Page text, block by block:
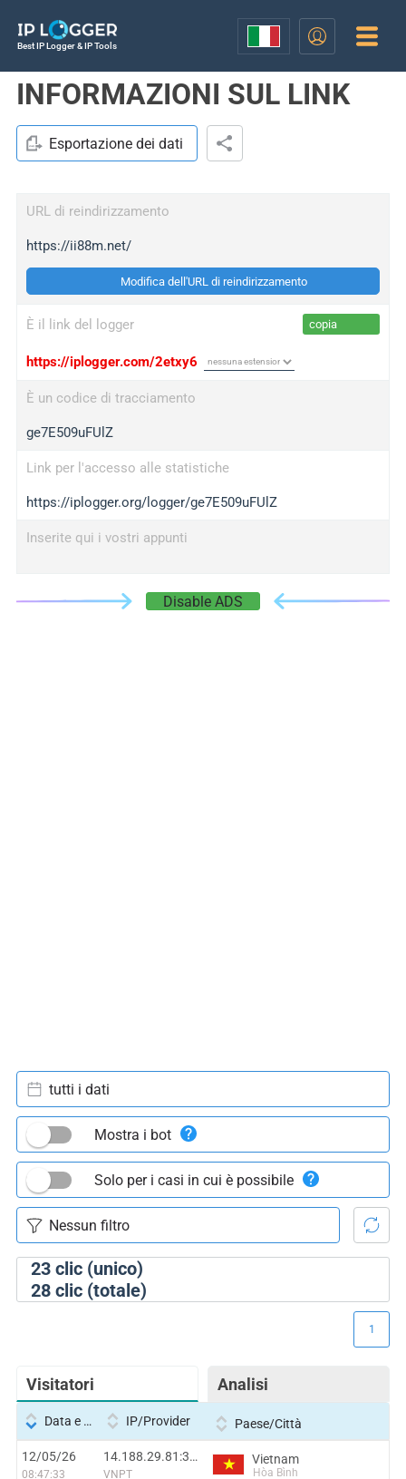
Best IP Logger & IP Tools
INFORMAZIONI SUL LINK
Esportazione dei dati
URL di reindirizzamento
https://ii88m.net/
Modifica dell'URL di reindirizzamento
È il link del logger copia
https://iplogger.com/2etxy6
È un codice di tracciamento
ge7E509uFUlZ
Link per l'accesso alle statistiche
https://iplogger.org/logger/ge7E509uFUlZ
Inserite qui i vostri appunti
Disable ADS
23clic (unico)
28clic (totale)
tutti i dati
Mostra i bot
Solo per i casi in cui è possibile
Visitatori Analisi
1
Data e ora IP/Provider Paese/Città
12/05/26
08:47:33
14.188.29.81:32773
VNPT
Vietnam
Hòa Bình